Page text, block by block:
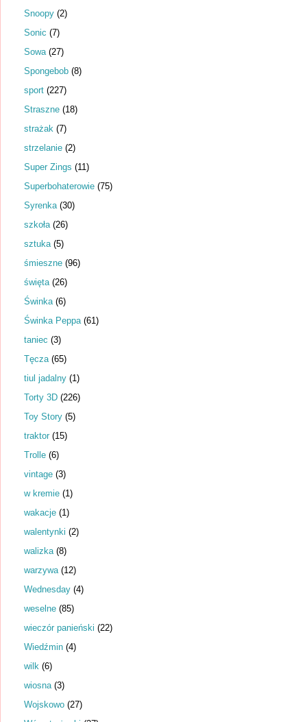
Snoopy (2)
Sonic (7)
Sowa (27)
Spongebob (8)
sport (227)
Straszne (18)
strażak (7)
strzelanie (2)
Super Zings (11)
Superbohaterowie (75)
Syrenka (30)
szkoła (26)
sztuka (5)
śmieszne (96)
święta (26)
Świnka (6)
Świnka Peppa (61)
taniec (3)
Tęcza (65)
tiul jadalny (1)
Torty 3D (226)
Toy Story (5)
traktor (15)
Trolle (6)
vintage (3)
w kremie (1)
wakacje (1)
walentynki (2)
walizka (8)
warzywa (12)
Wednesday (4)
weselne (85)
wieczór panieński (22)
Wiedźmin (4)
wilk (6)
wiosna (3)
Wojskowo (27)